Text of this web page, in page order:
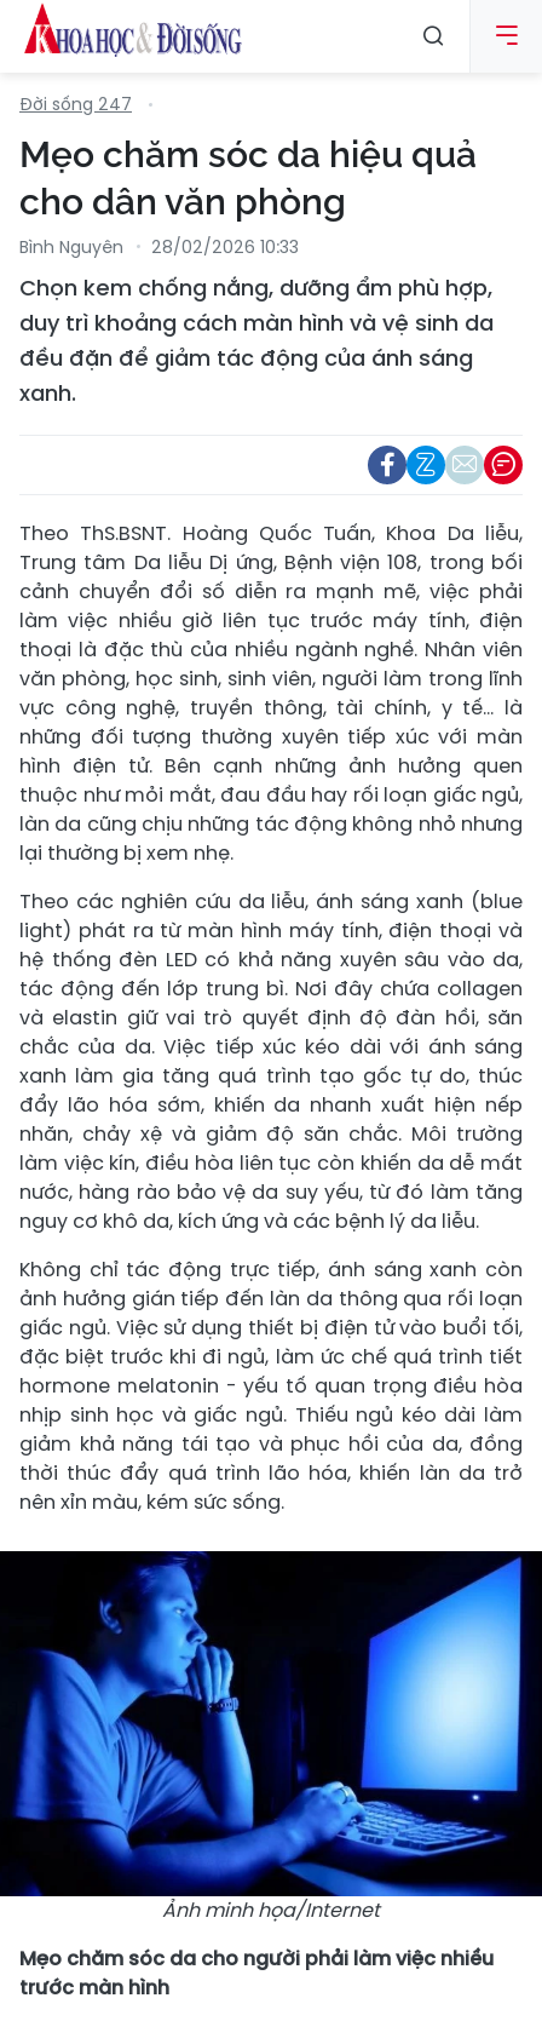
Đời sống 247
Mẹo chăm sóc da hiệu quả
cho dân văn phòng
Bình Nguyên 28/02/2026 10:33
Chọn kem chống nắng, dưỡng ẩm phù hợp,
duy trì khoảng cách màn hình và vệ sinh da
đều đặn để giảm tác động của ánh sáng
xanh.
Theo ThS.BSNT. Hoàng Quốc Tuấn, Khoa Da liễu,
Trung tâm Da liễu Dị ứng, Bệnh viện 108, trong bối
cảnh chuyển đổi số diễn ra mạnh mẽ, việc phải
làm việc nhiều giờ liên tục trước máy tính, điện
thoại là đặc thù của nhiều ngành nghề. Nhân viên
văn phòng, học sinh, sinh viên, người làm trong lĩnh
vực công nghệ, truyền thông, tài chính, y tế… là
những đối tượng thường xuyên tiếp xúc với màn
hình điện tử. Bên cạnh những ảnh hưởng quen
thuộc như mỏi mắt, đau đầu hay rối loạn giấc ngủ,
làn da cũng chịu những tác động không nhỏ nhưng
lại thường bị xem nhẹ.
Theo các nghiên cứu da liễu, ánh sáng xanh (blue
light) phát ra từ màn hình máy tính, điện thoại và
hệ thống đèn LED có khả năng xuyên sâu vào da,
tác động đến lớp trung bì. Nơi đây chứa collagen
và elastin giữ vai trò quyết định độ đàn hồi, săn
chắc của da. Việc tiếp xúc kéo dài với ánh sáng
xanh làm gia tăng quá trình tạo gốc tự do, thúc
đẩy lão hóa sớm, khiến da nhanh xuất hiện nếp
nhăn, chảy xệ và giảm độ săn chắc. Môi trường
làm việc kín, điều hòa liên tục còn khiến da dễ mất
nước, hàng rào bảo vệ da suy yếu, từ đó làm tăng
nguy cơ khô da, kích ứng và các bệnh lý da liễu.
Không chỉ tác động trực tiếp, ánh sáng xanh còn
ảnh hưởng gián tiếp đến làn da thông qua rối loạn
giấc ngủ. Việc sử dụng thiết bị điện tử vào buổi tối,
đặc biệt trước khi đi ngủ, làm ức chế quá trình tiết
hormone melatonin - yếu tố quan trọng điều hòa
nhịp sinh học và giấc ngủ. Thiếu ngủ kéo dài làm
giảm khả năng tái tạo và phục hồi của da, đồng
thời thúc đẩy quá trình lão hóa, khiến làn da trở
nên xỉn màu, kém sức sống.
Ảnh minh họa/Internet
Mẹo chăm sóc da cho người phải làm việc nhiều
trước màn hình